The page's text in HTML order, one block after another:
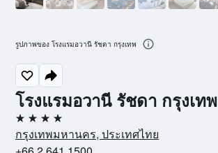
โรงแรมอวานี รัชดา กรุงเทพ
4 ดาว
กรุงเทพมหานคร, ประเทศไทย
รูปภาพของ โรงแรมอวานี รัชดา กรุงเทพ